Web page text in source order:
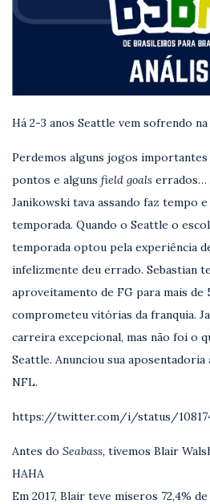
Há 2-3 anos Seattle vem sofrendo
Perdemos alguns jogos importantes
pontos e alguns field goals errados…
Janikowski tava assando faz tempo
temporada. Quando o Seattle o
temporada optou pela experiência
infelizmente deu errado. Sebastian
aproveitamento de FG para mais de
comprometeu vitórias da franquia.
carreira excepcional, mas não foi o
Seattle. Anunciou sua aposentadoria
NFL.
https://twitter.com/i/status/
Antes do Seabass, tívemos Blair
HAHA
Em 2017, Blair teve míseros 72,4%